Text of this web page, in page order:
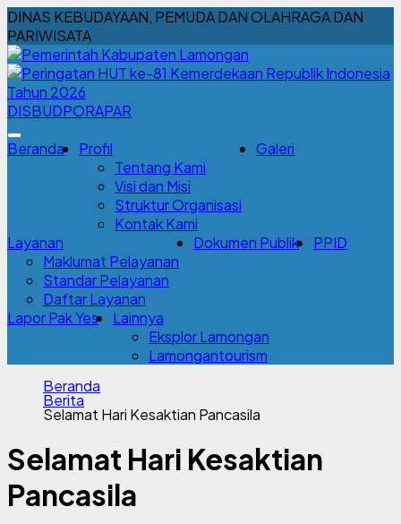
DINAS KEBUDAYAAN, PEMUDA DAN OLAHRAGA DAN
PARIWISATA
DISBUDPORAPAR
Beranda
Profil
Tentang Kami
Visi dan Misi
Struktur Organisasi
Kontak Kami
Galeri
Layanan
Maklumat Pelayanan
Standar Pelayanan
Daftar Layanan
Dokumen Publik PPID
Lapor Pak Yes
Lainnya
Eksplor Lamongan
Lamongantourism
Beranda
Berita
Selamat Hari Kesaktian Pancasila
Selamat Hari Kesaktian
Pancasila